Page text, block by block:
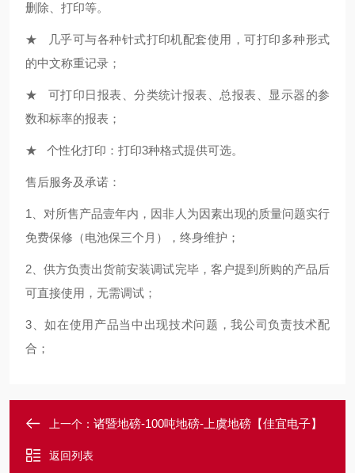
删除、打印等。
★ 几乎可与各种针式打印机配套使用，可打印多种形式
的中文称重记录；
★ 可打印日报表、分类统计报表、总报表、显示器的参
数和标率的报表；
★ 个性化打印：打印3种格式提供可选。
售后服务及承诺：
1、对所售产品壹年内，因非人为因素出现的质量问题实行
免费保修（电池保三个月），终身维护；
2、供方负责出货前安装调试完毕，客户提到所购的产品后
可直接使用，无需调试；
3、如在使用产品当中出现技术问题，我公司负责技术配
合；
上一个： 诸暨地磅-100吨地磅-上虞地磅【佳宜电子】
返回列表